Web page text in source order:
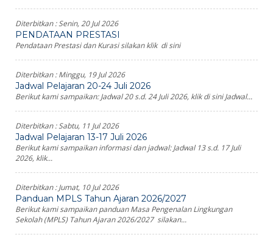
Diterbitkan :Senin, 20 Jul 2026
PENDATAAN PRESTASI
Pendataan Prestasi dan Kurasi silakan klik di sini
Diterbitkan :Minggu, 19 Jul 2026
Jadwal Pelajaran 20-24 Juli 2026
Berikut kami sampaikan: Jadwal 20 s.d. 24 Juli 2026, klik di sini Jadwal...
Diterbitkan :Sabtu, 11 Jul 2026
Jadwal Pelajaran 13-17 Juli 2026
Berikut kami sampaikan informasi dan jadwal: Jadwal 13 s.d. 17 Juli
2026, klik...
Diterbitkan :Jumat, 10 Jul 2026
Panduan MPLS Tahun Ajaran 2026/2027
Berikut kami sampaikan panduan Masa Pengenalan Lingkungan
Sekolah (MPLS) Tahun Ajaran 2026/2027 silakan...